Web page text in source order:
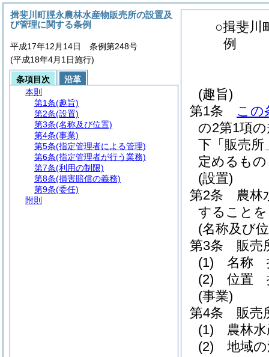
○揖斐川
例
(趣旨)
第1条
この
の2第1項
下「販売
定めるも
(設置)
第2条
農林
すること
(名称及び
第3条
販売
(1)
名称
(2)
位置
(事業)
第4条
販売
(1)
農林
(2)
地域
揖斐川町脛永農林水産物販売所の設置及
び管理に関する条例
平成17年12月14日 条例第248号
(平成18年4月1日施行)
条項目次
沿革
本則
第1条(趣旨)
第2条(設置)
第3条(名称及び位置)
第4条(事業)
第5条(指定管理者による管理)
第6条(指定管理者が行う業務)
第7条(利用の制限)
第8条(損害賠償の義務)
第9条(委任)
附則